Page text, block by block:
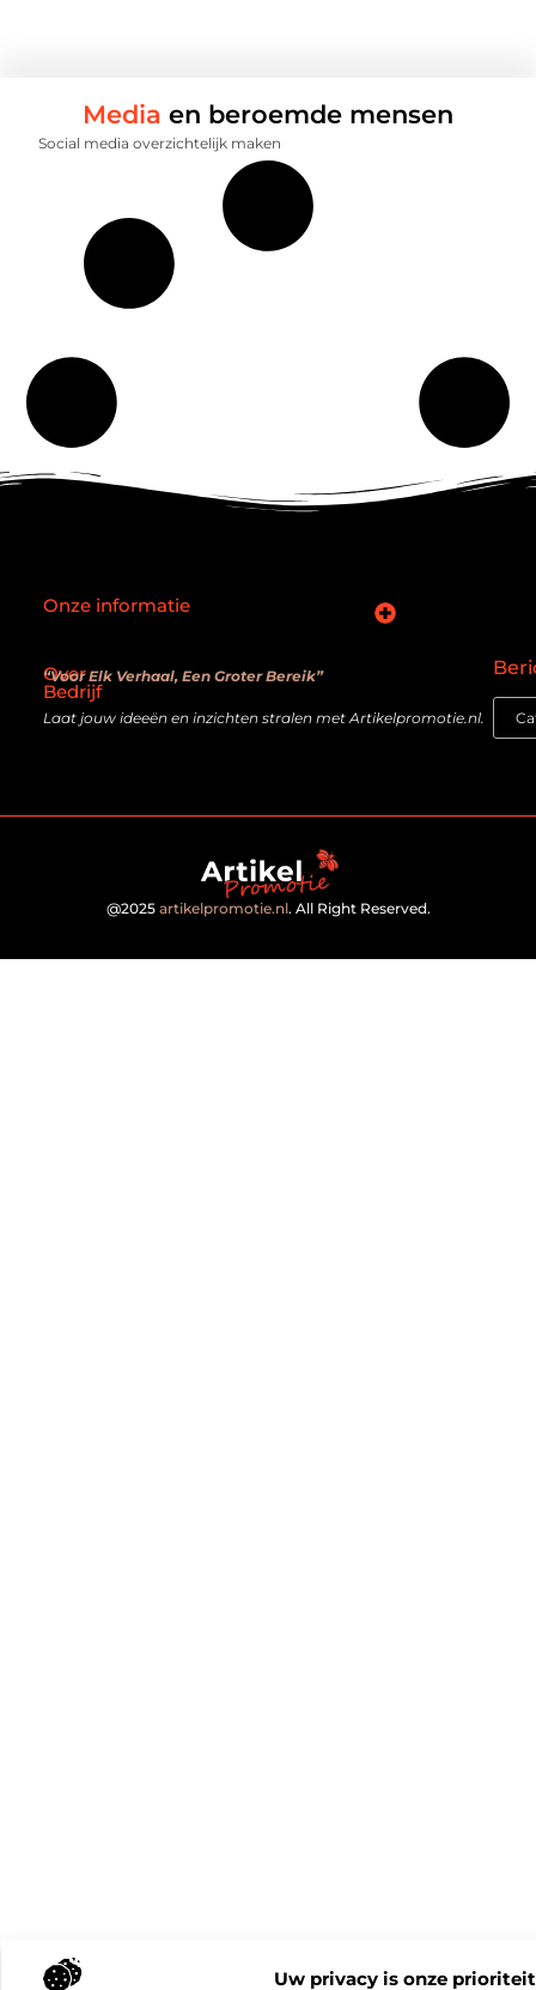
Uw privacy is onze prioriteit
Media en beroemde mensen
Social media overzichtelijk maken
Over
Bedrijf
“Voor Elk Verhaal, Een Groter Bereik”
Laat jouw ideeën en inzichten stralen met Artikelpromotie.nl.
Onze informatie
@2025 artikelpromotie.nl. All Right Reserved.